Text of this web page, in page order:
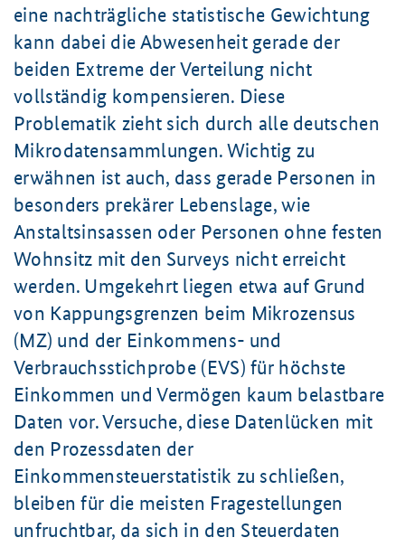
eine nachträgliche statistische Gewichtung
kann dabei die Abwesenheit gerade der
beiden Extreme der Verteilung nicht
vollständig kompensieren. Diese
Problematik zieht sich durch alle deutschen
Mikrodatensammlungen. Wichtig zu
erwähnen ist auch, dass gerade Personen in
besonders prekärer Lebenslage, wie
Anstaltsinsassen oder Personen ohne festen
Wohnsitz mit den Surveys nicht erreicht
werden. Umgekehrt liegen etwa auf Grund
von Kappungsgrenzen beim Mikrozensus
(MZ) und der Einkommens- und
Verbrauchsstichprobe (EVS) für höchste
Einkommen und Vermögen kaum belastbare
Daten vor. Versuche, diese Datenlücken mit
den Prozessdaten der
Einkommensteuerstatistik zu schließen,
bleiben für die meisten Fragestellungen
unfruchtbar, da sich in den Steuerdaten